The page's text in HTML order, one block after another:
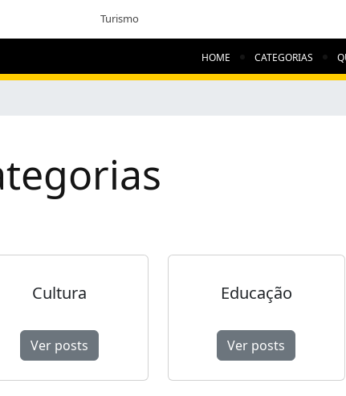
Turismo
HOME CATEGORIAS
Cultura
Ver posts
Educação
Ver posts